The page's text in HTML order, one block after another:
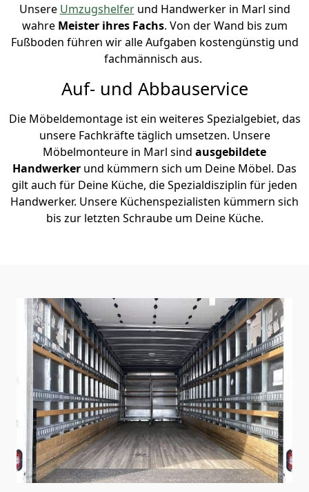
Unsere Umzugshelferund Handwerker in Marl sind
wahre Meister ihres Fachs. Von der Wand bis zum
Fußboden führen wir alle Aufgaben kostengünstig und
fachmännisch aus.
Auf- und Abbauservice
Die Möbeldemontage ist ein weiteres Spezialgebiet, das
unsere Fachkräfte täglich umsetzen. Unsere
Möbelmonteure in Marl sind ausgebildete
Handwerker und kümmern sich um Deine Möbel. Das
gilt auch für Deine Küche, die Spezialdisziplin für jeden
Handwerker. Unsere Küchenspezialisten kümmern sich
bis zur letzten Schraube um Deine Küche.